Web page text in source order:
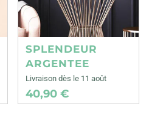
SPLENDEUR
ARGENTEE
Livraison dès le 11 août
40,90 €